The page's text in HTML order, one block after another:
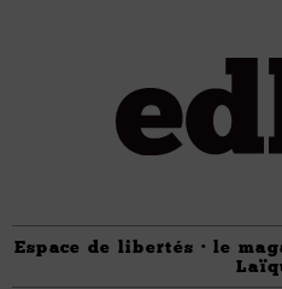
Espace de libertés · le